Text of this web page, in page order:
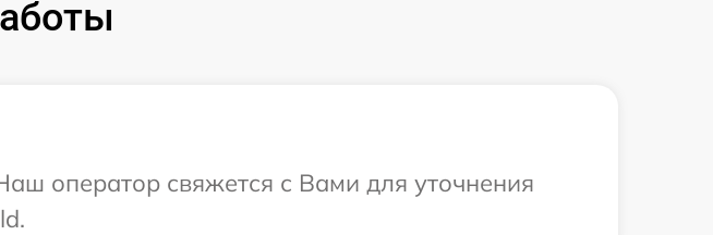
оператор свяжется с Вами для уточнения